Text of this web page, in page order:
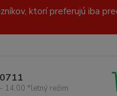
ktorí preferujú iba
14.00 *letný režim